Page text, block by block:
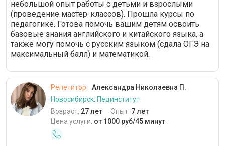
небольшой опыт работы с детьми и взрослыми
(проведение мастер-классов). Прошла курсы по
педагогике. Готова помочь вашим детям освоить
базовые знания английского и китайского языка, а
также могу помочь с русским языком (сдала ОГЭ на
максимальный балл) и математикой.
Репетитор
Александра Николаевна П.
Новосибирск, Пединститут
Возраст: 27 лет Опыт: 7 лет
Цена услуги: от 1000 руб/45 минут